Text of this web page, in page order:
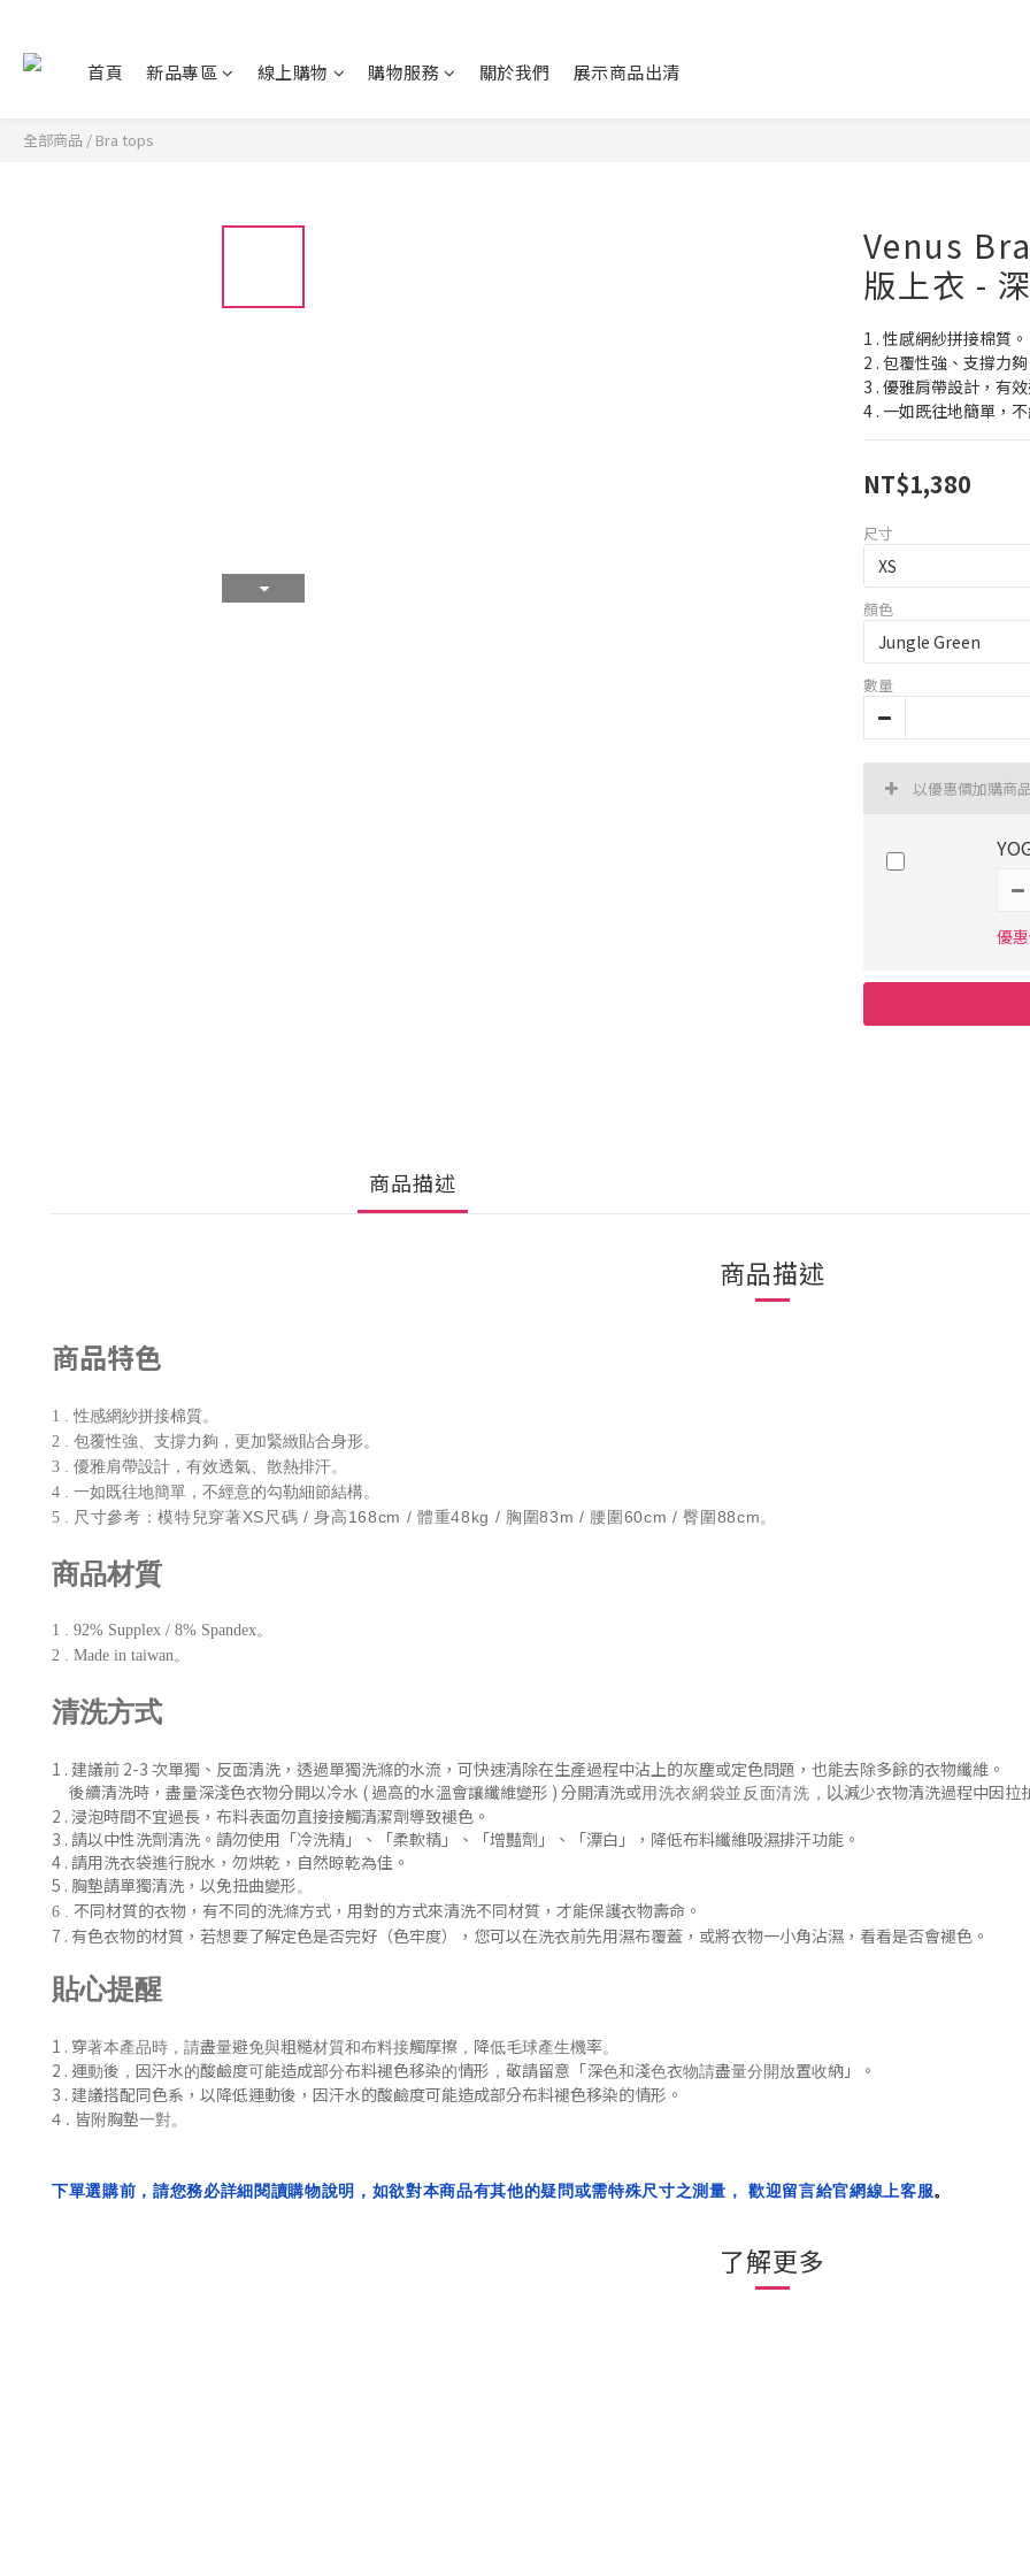
首頁 新品專區 線上購物 購物服務 關於我們 展示商品出清
全部商品 / Bra tops
Venus
版上衣 -
1 . 性感網紗拼接棉質。
2 . 包覆性強、支撐力
3 . 優雅肩帶設計，有
4 . 一如既往地簡單，
NT$1,380
尺寸
顏色
數量
以優惠價加購商品
優
商品描述
商品描述
商品特色
1 . 性感網紗拼接棉質。
2 . 包覆性強、支撐力夠，更加緊緻貼合身形。
3 . 優雅肩帶設計，有效透氣、散熱排汗。
4 . 一如既往地簡單，不經意的勾勒細節結構。
5 . 尺寸參考：模特兒穿著XS尺碼 / 身高168cm / 體重48kg / 胸圍83m / 腰圍60cm / 臀圍88cm。
商品材質
1 . 92% Supplex / 8% Spandex。
2 . Made in taiwan。
清洗方式
1 . 建議前 2-3 次單獨、反面清洗 ， 透過單獨洗滌的水流，可快速清除在生產過程中沾上的灰塵或定色問題 ， 也能去除多餘的衣物纖維。
後續清洗時 ，盡量深淺色衣物分開以冷水 ( 過高的水溫會讓纖維變形 ) 分開清洗或用洗衣網袋並反面清洗 ， 以減少衣物清洗過程中因拉
2 . 浸泡時間不宜過長，布料表面勿直接接觸清潔劑導致褪色。
3 . 請以中性洗劑清洗。請勿使用「冷洗精」、「柔軟精」
、「增豔劑」 、「漂白」，降低布料纖維吸濕排汗功能 。
4 . 請用洗衣袋進行脫水，勿烘乾，自然晾乾為佳。
5 . 胸墊請單獨清洗，以免扭曲變形。
6 . 不同材質的衣物，有不同的洗滌方式，用對的方式來清洗不同材質，才能保護衣物壽命。
7 . 有色衣物的材質，若想要了解定色是否完好（色牢度），您可以在洗衣前先用濕布覆蓋，或將衣物一小角沾濕，看看是否會褪色 。
貼心提醒
1 . 穿著本產品時，請盡量避免與粗糙材質和布料接觸摩擦，降低毛球產生機率。
2 . 運動後， 因汗水的酸鹼度可能造成部分布料褪色移染的情形，敬請留意 「深色和淺色衣物請盡量分開放置收納 」 。
3 . 建議搭配同色系， 以降低運動後， 因汗水的酸鹼度可能造成部分布料褪色移染的情形 。
4 . 皆附胸墊一對。
下單選購前，請您務必詳細閱讀購物說明，如欲對本商品有其他的疑問或需特殊尺寸之測量， 歡迎留言給官網線上客服。
了解更多